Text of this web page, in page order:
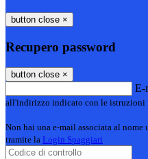
button close ×
Recupero password
button close ×
E-
all'indirizzo indicato con le istruzioni
Non hai una e-mail associata al
tramite la Login Spaggiari